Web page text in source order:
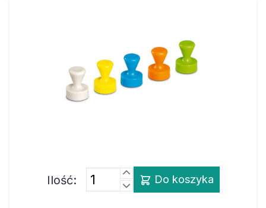
Ilość: Do koszyka